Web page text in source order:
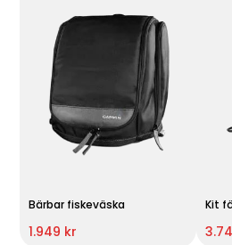
Bärbar fiskeväska
1.949 kr
Kit